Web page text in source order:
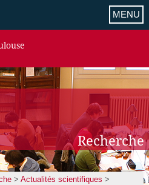
MENU
Recherche
>Actualités scientifiques >